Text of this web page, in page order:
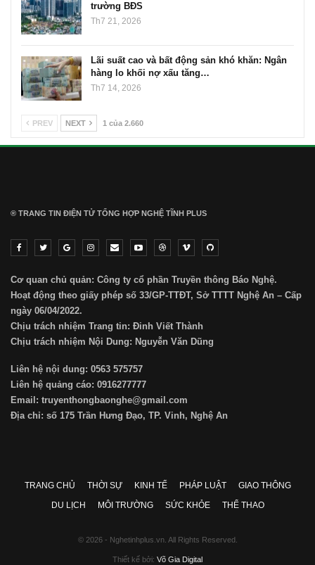
trường BĐS
Th7 21, 2026
Lãi suất cao và bất động sản khó khăn: Ngân
hàng lo khối nợ xấu tăng…
Th7 14, 2026
PREV NEXT 1 của 2.660
® TRANG TIN ĐIỆN TỬ ТỔNG HỢP NGHỆ TĨNH PLUS
Cơ quan chủ quản: Công ty cổ phần Truyền thông Báo Nghệ.
Hoạt động theo giấy phép số 33/GP-TTĐT, Sở TTTT Nghệ An – Cấp
ngày 06/04/2022.
Chịu trách nhiệm Trang tin: Đinh Viết Thành
Chịu trách nhiệm Nội Dung: Nguyễn Văn Dũng
Liên hệ nội dung: 0563 575757
Liên hệ quảng cáo: 0916277777
Email: truyenthongbaonghe@gmail.com
Địa chỉ: số 175 Trần Hưng Đạo, TP. Vinh, Nghệ An
TRANG CHỦ THỜI SỰ KINH TẾ PHÁP LUẬT
GIAO THÔNG
DU LỊCH
MÔI TRƯỜNG SỨC KHỎE THỂ THAO
© 2026 - Nghetinhplus.vn. All Rights Reserved.
Thiết kế bởi: Võ Gia Digital